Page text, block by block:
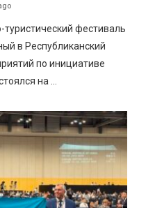
туристический фестиваль
в Республиканский
по инициативе
на ...